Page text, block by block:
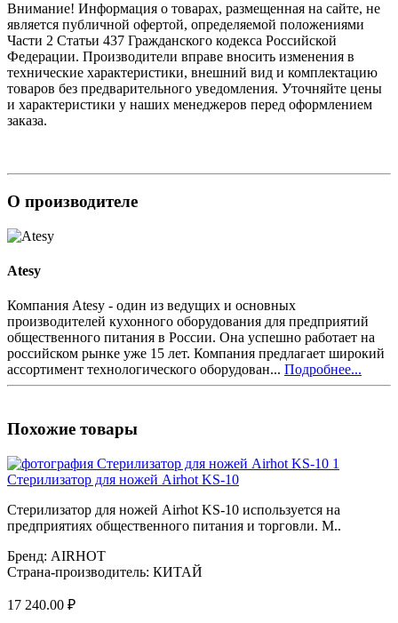
Внимание! Информация о товарах, размещенная на сайте, не
является публичной офертой, определяемой положениями
Части 2 Статьи 437 Гражданского кодекса Российской
Федерации. Производители вправе вносить изменения в
технические характеристики, внешний вид и комплектацию
товаров без предварительного уведомления. Уточняйте цены
и характеристики у наших менеджеров перед оформлением
заказа.
О производителе
Atesy
Компания Atesy - один из ведущих и основных
производителей кухонного оборудования для предприятий
общественного питания в России. Она успешно работает на
российском рынке уже 15 лет. Компания предлагает широкий
ассортимент технологического оборудован... Подробнее...
Похожие товары
Стерилизатор для ножей Airhot KS-10
Стерилизатор для ножей Airhot KS-10 используется на
предприятиях общественного питания и торговли. М..
Бренд: AIRHOT
Страна-производитель: КИТАЙ
17 240.00 ₽